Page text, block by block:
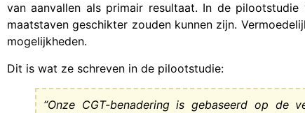
van aanvallen als primair resultaat. In de
maatstaven geschikter zouden kunnen zijn.
mogelijkheden.
Dit is wat ze schreven in de pilootstudie:
“Onze CGT-benadering is gebaseerd op de